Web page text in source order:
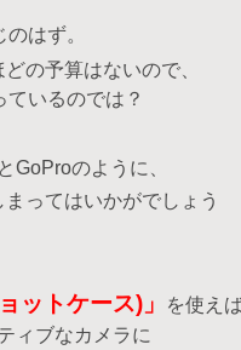
はず。
の予算はないので、
いるのでは？
GoProのように、
まってはいかがでしょう
ットケース)」
を使え
ィブなカメラに